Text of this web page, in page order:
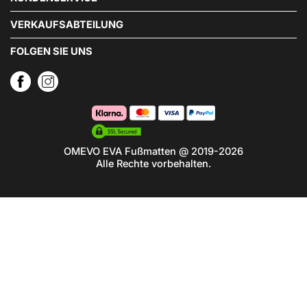
VERKAUFSABTEILUNG
FOLGEN SIE UNS
OMEVO EVA Fußmatten @ 2019-2026
Alle Rechte vorbehalten.